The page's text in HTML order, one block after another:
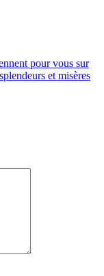
pour vous sur
et misères